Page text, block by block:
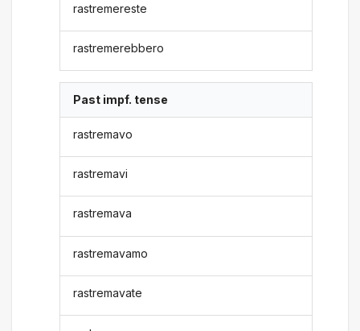
rastremereste
rastremerebbero
Past impf. tense
rastremavo
rastremavi
rastremava
rastremavamo
rastremavate